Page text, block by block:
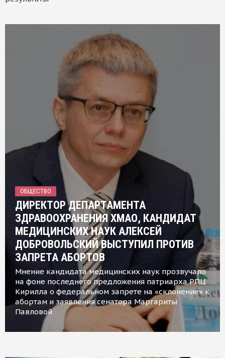
ОБЩЕСТВО
ДИРЕКТОР ДЕПАРТАМЕНТА
ЗДРАВООХРАНЕНИЯ ХМАО, КАНДИДАТ
МЕДИЦИНСКИХ НАУК АЛЕКСЕЙ
ДОБРОВОЛЬСКИЙ ВЫСТУПИЛ ПРОТИВ
ЗАПРЕТА АБОРТОВ
Мнение кандидата медицинских наук прозвучало
на фоне последнего предложения патриарха РПЦ
Кирилла о федеральном запрете на «склонение» к
абортам и заявления сенатора Маргариты
Павловой